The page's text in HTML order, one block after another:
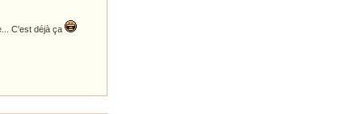
C'est déjà ça